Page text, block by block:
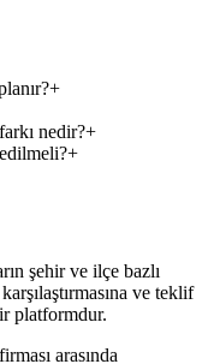
+
nedir?+
+
şehir ve ilçe bazlı
ve teklif
platformdur.
arasında